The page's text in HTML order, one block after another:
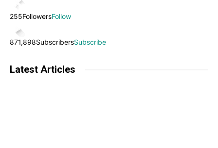
255FollowersFollow
871,898SubscribersSubscribe
Latest Articles